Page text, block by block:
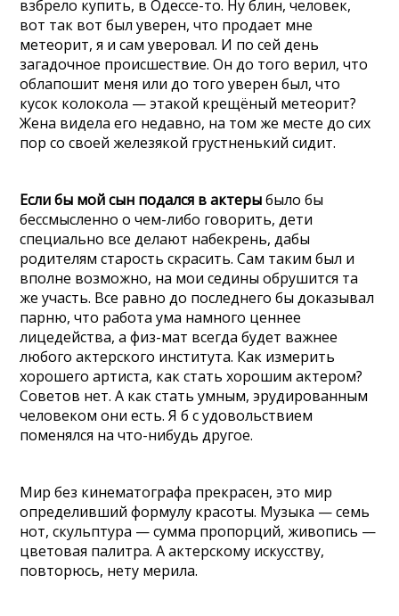
взбрело купить, в Одессе-то. Ну блин, человек,
вот так вот был уверен, что продает мне
метеорит, я и сам уверовал. И по сей день
загадочное происшествие. Он до того верил, что
облапошит меня или до того уверен был, что
кусок колокола — этакой крещёный метеорит?
Жена видела его недавно, на том же месте до сих
пор со своей железякой грустненький сидит.
Если бы мой сын подался в актерыбыло бы
бессмысленно о чем-либо говорить, дети
специально все делают набекрень, дабы
родителям старость скрасить. Сам таким был и
вполне возможно, на мои седины обрушится та
же участь. Все равно до последнего бы доказывал
парню, что работа ума намного ценнее
лицедейства, а физ-мат всегда будет важнее
любого актерского института. Как измерить
хорошего артиста, как стать хорошим актером?
Советов нет. А как стать умным, эрудированным
человеком они есть. Я б с удовольствием
поменялся на что-нибудь другое.
Мир без кинематографа прекрасен, это мир
определивший формулу красоты. Музыка — семь
нот, скульптура — сумма пропорций, живопись —
цветовая палитра. А актерскому искусству,
повторюсь, нету мерила.